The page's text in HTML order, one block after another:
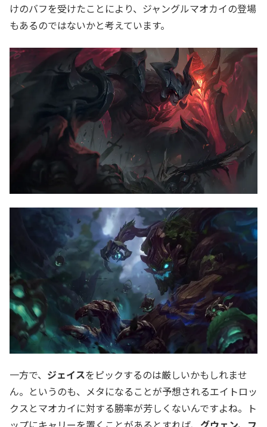
けのバフを受けたことにより、ジャングルマオカイの登場
もあるのではないかと考えています。
一方で、 ジェイスをピックするのは厳しいかもしれませ
ん。というのも、メタになることが予想されるエイトロッ
クスとマオカイに対する勝率が芳しくないんですよね。ト